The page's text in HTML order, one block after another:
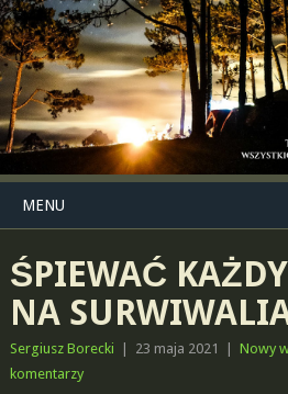
MENU
ŚPIEWAĆ
NA
Sergiusz Borecki 23 maja 2021 Nowy
komentarzy